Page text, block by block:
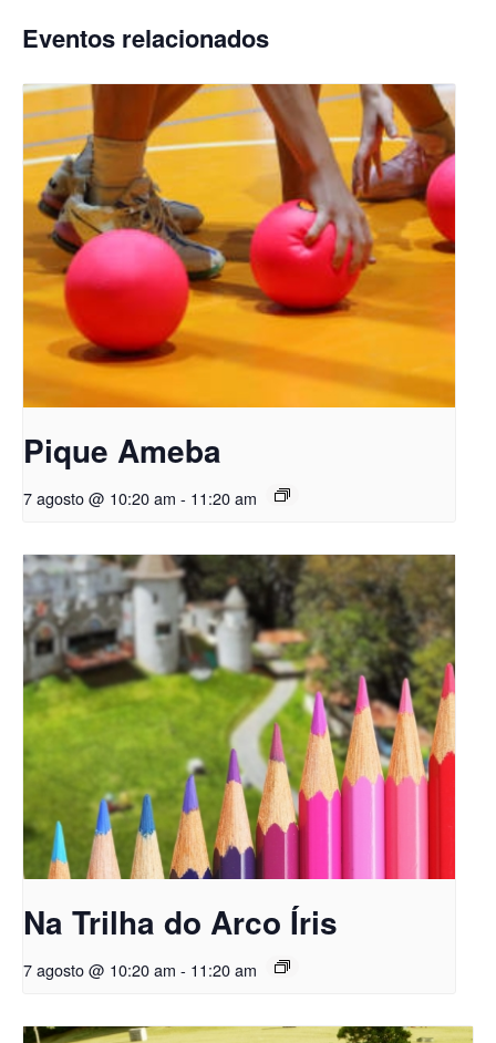
Eventos relacionados
Pique Ameba
7 agosto @ 10:20 am - 11:20 am
Na Trilha do Arco Íris
7 agosto @ 10:20 am - 11:20 am